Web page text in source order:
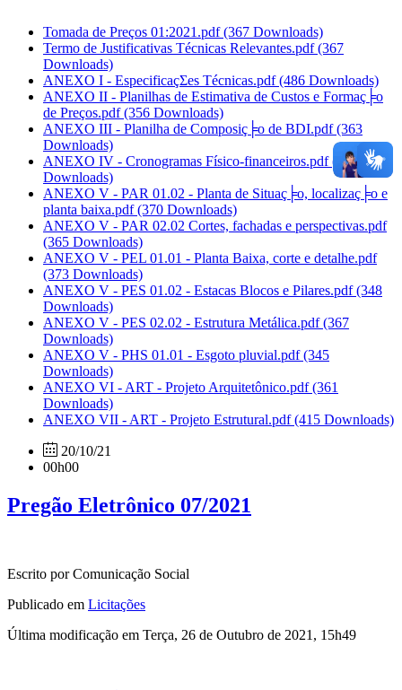
Tomada de Preços 01:2021.pdf(367 Downloads)
Termo de Justificativas Técnicas Relevantes.pdf(367
Downloads)
ANEXO I - EspecificaçΣes Técnicas.pdf(486 Downloads)
ANEXO II - Planilhas de Estimativa de Custos e Formaç╞o
de Preços.pdf(356 Downloads)
ANEXO III - Planilha de Composiç╞o de BDI.pdf(363
Downloads)
ANEXO IV - Cronogramas Físico-financeiros.pdf(370
Downloads)
ANEXO V - PAR 01.02 - Planta de Situaç╞o, localizaç╞o e
planta baixa.pdf(370 Downloads)
ANEXO V - PAR 02.02 Cortes, fachadas e perspectivas.pdf
(365 Downloads)
ANEXO V - PEL 01.01 - Planta Baixa, corte e detalhe.pdf
(373 Downloads)
ANEXO V - PES 01.02 - Estacas Blocos e Pilares.pdf(348
Downloads)
ANEXO V - PES 02.02 - Estrutura Metálica.pdf(367
Downloads)
ANEXO V - PHS 01.01 - Esgoto pluvial.pdf(345
Downloads)
ANEXO VI - ART - Projeto Arquitetônico.pdf(361
Downloads)
ANEXO VII - ART - Projeto Estrutural.pdf(415 Downloads)
20/10/21
00h00
Pregão Eletrônico 07/2021
Escrito por Comunicação Social
Publicado em Licitações
Última modificação em Terça, 26 de Outubro de 2021, 15h49